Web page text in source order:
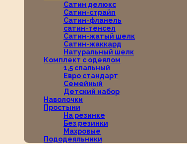
Сатин делюкс
Сатин-страйп
Сатин-фланель
сатин-тенсел
Сатин-жатый шелк
Сатин-жаккард
Натуральный шелк
Комплект с одеялом
1,5 спальный
Евро стандарт
Семейный
Детский набор
Наволочки
Простыни
На резинке
Без резинки
Махровые
Пододеяльники